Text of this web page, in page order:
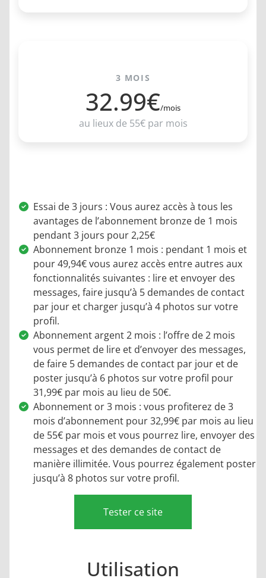
3 MOIS
32.99€/mois
au lieux de 55€ par mois
Essai de 3 jours : Vous aurez accès à tous les
avantages de l’abonnement bronze de 1 mois
pendant 3 jours pour 2,25€
Abonnement bronze 1 mois : pendant 1 mois et
pour 49,94€ vous aurez accès entre autres aux
fonctionnalités suivantes : lire et envoyer des
messages, faire jusqu’à 5 demandes de contact
par jour et charger jusqu’à 4 photos sur votre
profil.
Abonnement argent 2 mois : l’offre de 2 mois
vous permet de lire et d’envoyer des messages,
de faire 5 demandes de contact par jour et de
poster jusqu’à 6 photos sur votre profil pour
31,99€ par mois au lieu de 50€.
Abonnement or 3 mois : vous profiterez de 3
mois d’abonnement pour 32,99€ par mois au lieu
de 55€ par mois et vous pourrez lire, envoyer des
messages et des demandes de contact de
manière illimitée. Vous pourrez également poster
jusqu’à 8 photos sur votre profil.
Tester ce site
Utilisation